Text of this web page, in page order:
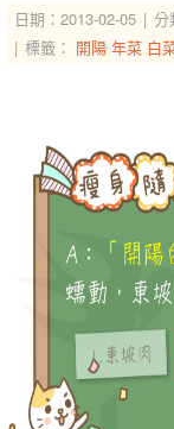
日期：2013-02-05 分
標籤： 開陽 年菜 白